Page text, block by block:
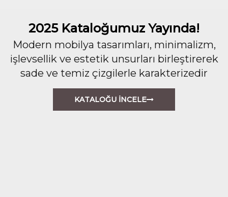
2025 Kataloğumuz Yayında!
Modern mobilya tasarımları, minimalizm,
işlevsellik ve estetik unsurları birleştirerek
sade ve temiz çizgilerle karakterizedir
KATALOĞU İNCELE